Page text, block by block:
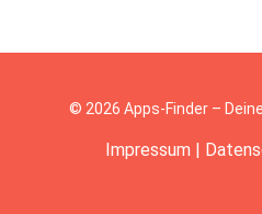
© 2026 Apps-Finder –
Impressum |